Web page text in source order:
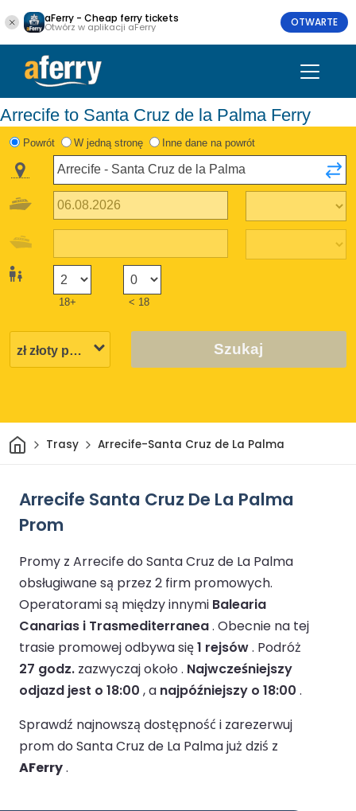
aFerry - Cheap ferry tickets
Otwórz w aplikacji aFerry OTWARTE
Arrecife to Santa Cruz de la Palma Ferry
Powrót W jedną stronę Inne dane na powrót
18+ < 18
Szukaj
DomTrasy Arrecife-Santa Cruz de La Palma
Arrecife Santa Cruz De La Palma
Prom
Promy z Arrecife do Santa Cruz de La Palma
obsługiwane są przez 2 firm promowych.
Operatorami są między innymi Balearia
Canarias i Trasmediterranea. Obecnie na tej
trasie promowej odbywa się1 rejsów. Podróż
27 godz. zazwyczaj około . Najwcześniejszy
odjazd jest o 18:00 , a najpóźniejszy o 18:00 .
Sprawdź najnowszą dostępność i zarezerwuj
prom do Santa Cruz de La Palma już dziś z
AFerry.